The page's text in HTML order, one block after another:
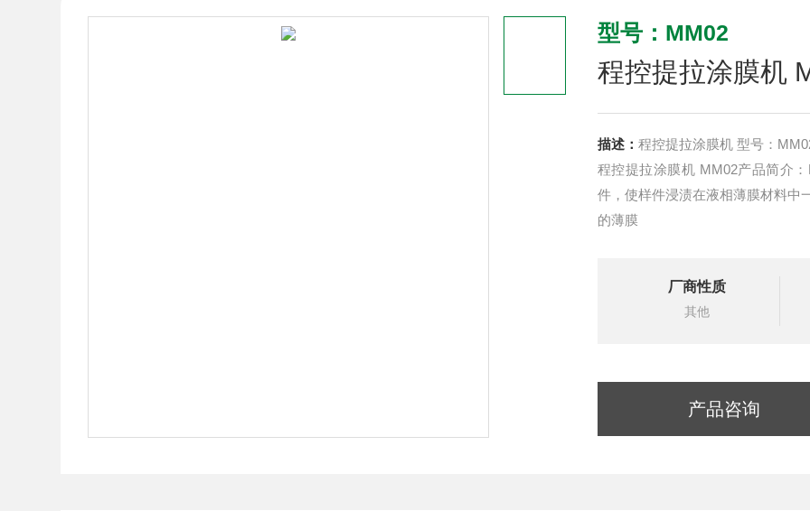
型号：MM02
程控提拉涂膜机
描述： 程控提拉涂膜机 型号：
程控提拉涂膜机 MM02产品简介
件，使样件浸渍在液相薄膜材料中
的薄膜
厂商性质
其他
产品咨询